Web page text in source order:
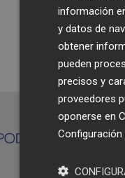
información
y datos de
obtener
pueden
precisos y
proveedores
oponerse en